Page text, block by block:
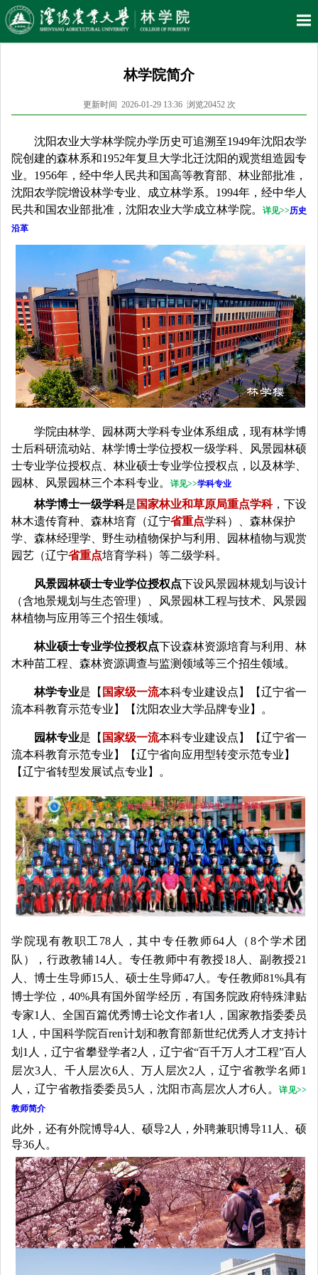
林学院简介
更新时间 2026-01-29 13:36 浏览20452 次
沈阳农业大学林学院办学历史可追溯至1949年沈阳农学
院创建的森林系和1952年复旦大学北迁沈阳的观赏组造园专
业。1956年，经中华人民共和国高等教育部、林业部批准，
沈阳农学院增设林学专业、成立林学系。1994年，经中华人
民共和国农业部批准，沈阳农业大学成立林学 院。 详见>>历史
沿革
学院由林学、园林两大学科专业体系组成，现有林学博
士后科研流动站、林学博士学位授权一级学科、风景园林硕
士专业学位授权点、林业硕士专业学位授权点，以及林学、
园林、风景园林三个本科专业。
详见>>学科专业
林学博士一级学科是 国家林业和草原局重点学科，下设
林木遗传育种、森林培育（辽宁省重点学科）、森林保护
学、森林经理学、野生动植物保护与利用、园林植物与观赏
园艺（辽宁省重点培育学科）等二级学科。
风景园林硕士专业学位授权点下设风景园林规划与设计
（含地景规划与生态管理）、风景园林工程与技术、风景园
林植物与应用等三个招生领域。
林业硕士专业学位授权点下设森林资源培育与利用、 林
木种苗工程、 森林资源调查与监测领域等三个招生领域。
林学专业是【 国家级一流本科专业建设点】【辽宁省一
流本科教育示范专业】【沈阳农业大学品牌专业】。
园林专业是【 国家级一流本科专业建设点】【辽宁省一
流本科教育示范专业】【辽宁省向应用型转变示范专业】
【辽宁省转型发展试点专业】。
学院现有教职工78人，其中专任教师64人（8个学术团
队），行政教辅14人。专任教师中有教授18人、副教授21
人、博士生导师15人、硕士生导师47人。专任教师81%具有
博士学位，40%具有国外留学经历，有国务院政府特殊津贴
专家1人、全国百篇优秀博士论文作者1人，国家教指委委员
1人，中国科学院百ren计划和教育部新世纪优秀人才支持计
划1人，辽宁省攀登学者2人，辽宁省“百千万人才工程”百人
层次3人、千人层次6人、万人层次2人，辽宁省教学名师1
人，辽宁省教指委委员5人，沈阳市高层次人才6人。详见>>
教师简介
此外，还有外院博导4人、硕导2人，外聘兼职博导11人、硕
导36人。